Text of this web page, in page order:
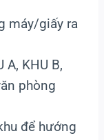
máy/giấy ra
A, KHU B,
phòng
để hướng